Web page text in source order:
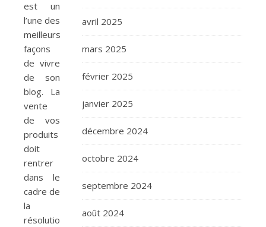
est un
l’une des
meilleurs
façons
de vivre
de son
blog. La
vente
de vos
produits
doit
rentrer
dans le
cadre de
la
résolution
avril 2025
mars 2025
février 2025
janvier 2025
décembre 2024
octobre 2024
septembre 2024
août 2024